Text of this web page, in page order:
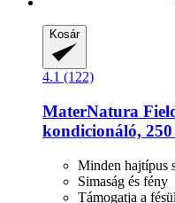
Kosár
4.1 (122)
MaterNatura
kondicionáló,
Minden hajtípus
Simaság és fény
Támogatja a